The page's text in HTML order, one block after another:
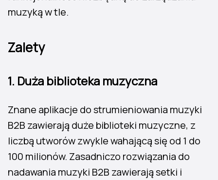
muzyką w tle.
Zalety
1. Duża biblioteka muzyczna
Znane aplikacje do strumieniowania muzyki
B2B zawierają duże biblioteki muzyczne, z
liczbą utworów zwykle wahającą się od 1 do
100 milionów. Zasadniczo rozwiązania do
nadawania muzyki B2B zawierają setki i